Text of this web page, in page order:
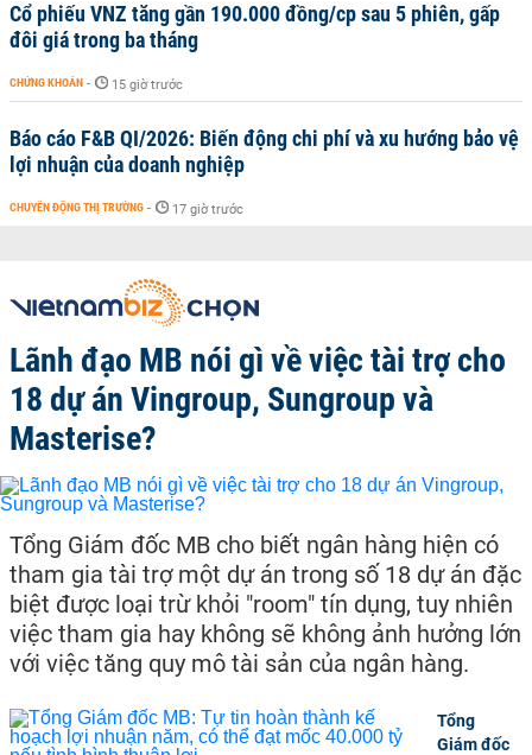
Cổ phiếu VNZ tăng gần 190.000 đồng/cp sau 5 phiên, gấp
đôi giá trong ba tháng
CHỨNG KHOÁN - 15 giờ trước
Báo cáo F&B QI/2026: Biến động chi phí và xu hướng bảo vệ
lợi nhuận của doanh nghiệp
CHUYỂN ĐỘNG THỊ TRƯỜNG - 17 giờ trước
Lãnh đạo MB nói gì về việc tài trợ cho
18 dự án Vingroup, Sungroup và
Masterise?
Tổng Giám đốc MB cho biết ngân hàng hiện có
tham gia tài trợ một dự án trong số 18 dự án đặc
biệt được loại trừ khỏi "room" tín dụng, tuy nhiên
việc tham gia hay không sẽ không ảnh hưởng lớn
với việc tăng quy mô tài sản của ngân hàng.
Tổng
Giám đốc